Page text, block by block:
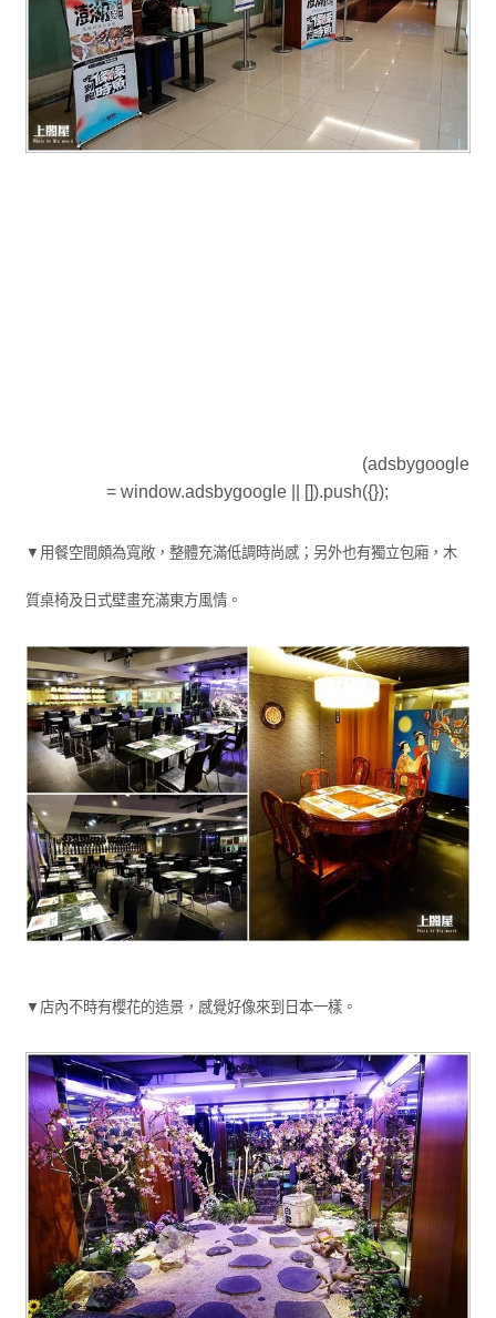
(adsbygoogle
= window.adsbygoogle || []).push({});
▼用餐空間頗為寬敞，整體充滿低調時尚感；另外也有獨立包廂，木
質桌椅及日式壁畫充滿東方風情。
▼店內不時有櫻花的造景，感覺好像來到日本一樣。